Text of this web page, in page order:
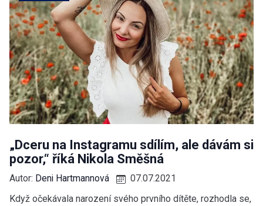
„Dceru na Instagramu sdílím, ale dávám si
pozor,“ říká Nikola Směšná
Autor: Deni Hartmannová
07.07.2021
Když očekávala narození svého prvního dítěte, rozhodla se,